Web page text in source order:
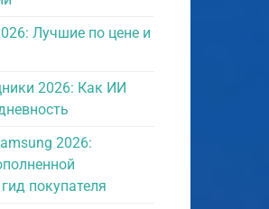
Лучшие по цене и
2026: Как ИИ
2026:
покупателя